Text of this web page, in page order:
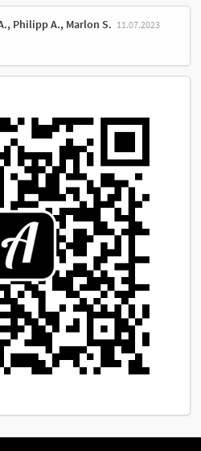
Philipp A., Marlon S. 11.07.2023